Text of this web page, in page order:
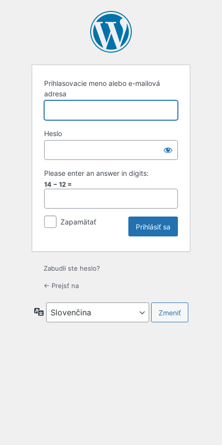
Prihlasovacie meno alebo e-mailová
adresa
Heslo
Please enter an answer in digits:
14 − 12 =
Zapamätať
Zabudli ste heslo?
← Prejsť na
Jazyk